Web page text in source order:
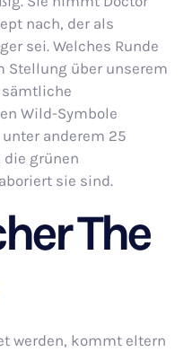
nach, der als
sei. Welches Runde
Stellung über unserem
sämtliche
Wild-Symbole
anderem 25
die grünen
sie sind.
The
werden, kommt eltern